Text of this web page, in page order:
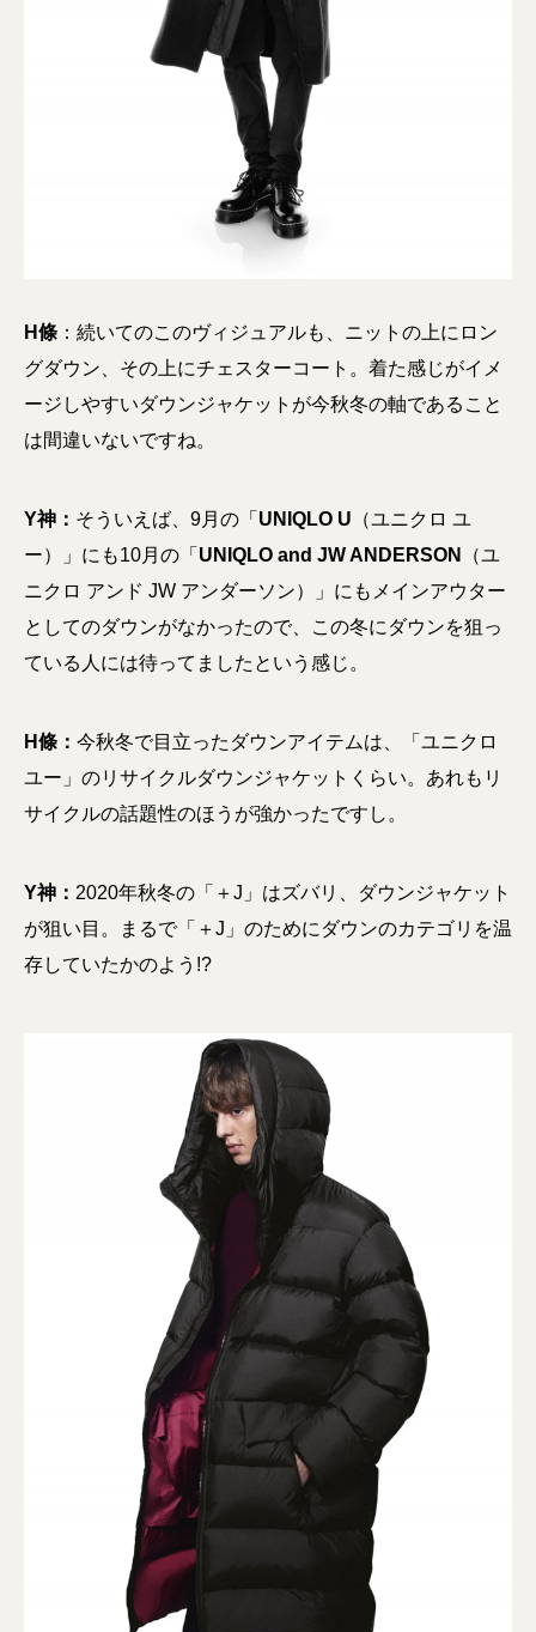
H條 ：続いてのこのヴィジュアルも、ニットの上にロン
グダウン、その上にチェスターコート。着た感じがイメ
ージしやすいダウンジャケットが今秋冬の軸であること
は間違いないですね。
Y神： そういえば、9月の「 UNIQLO U （ユニクロ ユ
ー）」にも10月の「 UNIQLO and JW ANDERSON
（ユ
ニクロ アンド JW アンダーソン）」にもメインアウター
としてのダウンがなかったので、この冬にダウンを狙っ
ている人には待ってましたという感じ。
H條： 今秋冬で目立ったダウンアイテムは、「ユニクロ
ユー」のリサイクルダウンジャケットくらい。あれもリ
サイクルの話題性のほうが強かったですし。
Y神： 2020年秋冬の「＋J」はズバリ、ダウンジャケット
が狙い目。まるで「＋J」のためにダウンのカテゴリを温
存していたかのよう!?